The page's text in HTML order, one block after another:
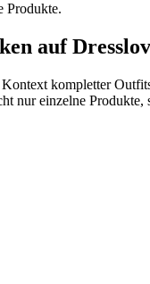
Produkte.
auf
kompletter
nur einzelne Produkte,